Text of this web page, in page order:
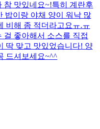
참 맛있네요~!특히 계란후
밥이랑 야채 양이 워낙 많
비해 좀 적더라고요ㅠ.ㅠ
걸 좋아해서 소스를 직접
딱 맞고 맛있었습니다! 양
드셔보세요~^^